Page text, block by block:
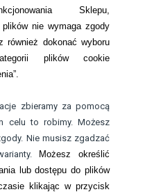
Sklepu,
nie wymaga zgody
również dokonać wyboru
plików cookie
zbieramy za pomocą
celu to robimy. Możesz
Nie musisz zgadzać
Możesz określić
lub dostępu do plików
klikając w przycisk